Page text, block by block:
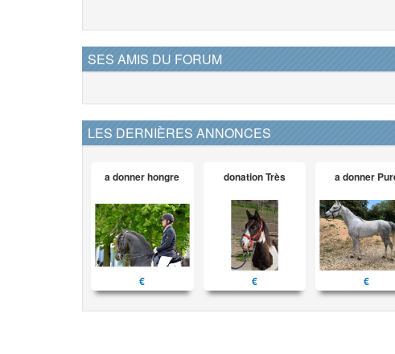
SES AMIS DU FORUM
LES DERNIÈRES ANNONCES
a donner hongre
€
donation Très
€
a donner
€